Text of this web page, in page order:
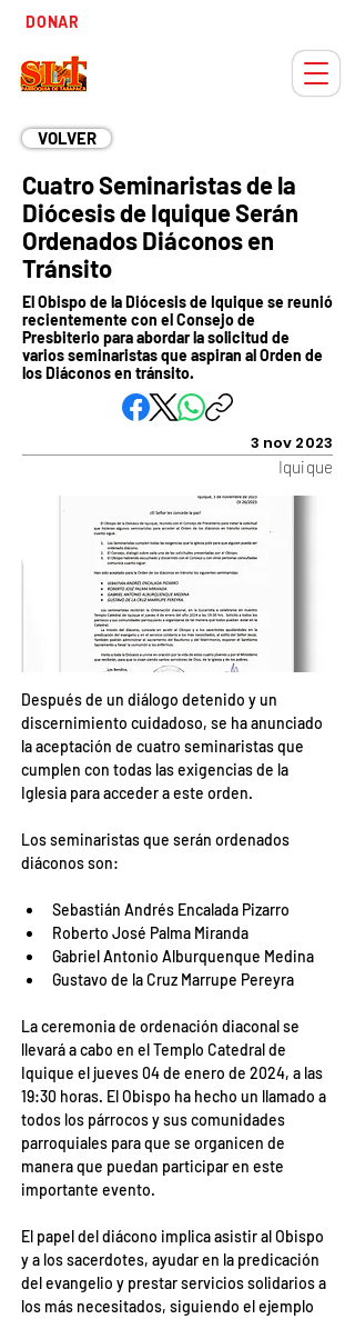
DONAR
VOLVER
Cuatro Seminaristas de la
Diócesis de Iquique Serán
Ordenados Diáconos en
Tránsito
El Obispo de la Diócesis de Iquique se reunió
recientemente con el Consejo de
Presbiterio para abordar la solicitud de
varios seminaristas que aspiran al Orden de
los Diáconos en tránsito.
3 nov 2023
Iquique
Después de un diálogo detenido y un
discernimiento cuidadoso, se ha anunciado
la aceptación de cuatro seminaristas que
cumplen con todas las exigencias de la
Iglesia para acceder a este orden.
Los seminaristas que serán ordenados
diáconos son:
Sebastián Andrés Encalada Pizarro
Roberto José Palma Miranda
Gabriel Antonio Alburquenque Medina
Gustavo de la Cruz Marrupe Pereyra
La ceremonia de ordenación diaconal se
llevará a cabo en el Templo Catedral de
Iquique el jueves 04 de enero de 2024, a las
19:30 horas. El Obispo ha hecho un llamado a
todos los párrocos y sus comunidades
parroquiales para que se organicen de
manera que puedan participar en este
importante evento.
El papel del diácono implica asistir al Obispo
y a los sacerdotes, ayudar en la predicación
del evangelio y prestar servicios solidarios a
los más necesitados, siguiendo el ejemplo